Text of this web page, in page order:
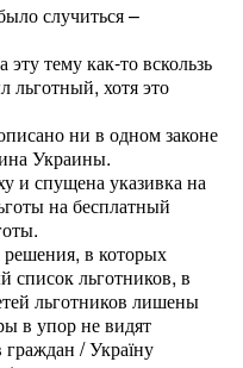
случиться –
тему как-то вскользь
льготный, хотя это
ни в одном законе
Украины.
и спущена указивка на
на бесплатный
в которых
список льготников, в
льготников лишены
в упор не видят
/ Україну